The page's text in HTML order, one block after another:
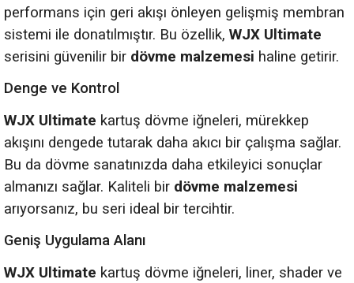
performans için geri akışı önleyen gelişmiş membran
sistemi ile donatılmıştır. Bu özellik, WJX Ultimate
serisini güvenilir bir dövme malzemesi haline getirir.
Denge ve Kontrol
WJX Ultimate kartuş dövme iğneleri, mürekkep
akışını dengede tutarak daha akıcı bir çalışma sağlar.
Bu da dövme sanatınızda daha etkileyici sonuçlar
almanızı sağlar. Kaliteli bir dövme malzemesi
arıyorsanız, bu seri ideal bir tercihtir.
Geniş Uygulama Alanı
WJX Ultimate kartuş dövme iğneleri, liner, shader ve